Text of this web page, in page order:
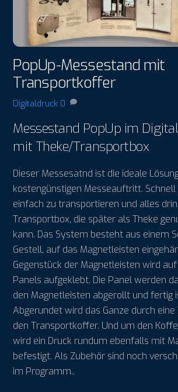
PopUp-Messestand mit
Transportkoffer
Digitaldruck 0
Messestand PopUp im
mit Theke/Transportbox
Dieser Messesatnd ist die ideale
kostengünstigen Messeauftritt.
einfach zu transportieren und alles
Transportbox, die später als Theke
kann. Das System besteht aus einem
Gestell, auf das Magnetleisten
Gegenstück der Magnetleisten wird
Panels aufgeklebt. Die Panel werden
den Magnetleisten abgerollt und fertig
Abgerundet wird das Ganze durch
den Transportkoffer. Und um den
wird ein Druck rundum ebenfalls mit
befestigt. Als Zubehör sind noch
im Programm..